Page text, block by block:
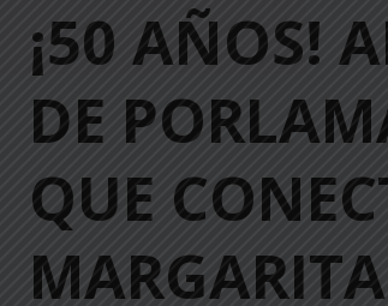
¡50 AÑOS!
DE
QUE